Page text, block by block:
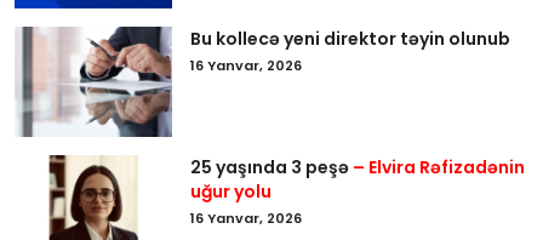
Bu kollecə yeni direktor təyin olunub
16 Yanvar, 2026
25 yaşında 3 peşə – Elvira Rəfizadənin
uğur yolu
16 Yanvar, 2026